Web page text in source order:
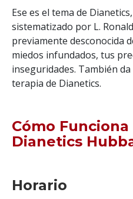
Ese es el tema de
sistematizado por L.
previamente desconocida
miedos infundados, tus
inseguridades. También
terapia de Dianetics.
Cómo
Dianetics
Horario